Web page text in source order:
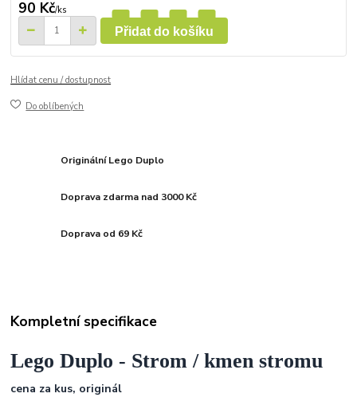
90 Kč/ks
Přidat do košíku
Hlídat cenu / dostupnost
Do oblíbených
Originální Lego Duplo
Doprava zdarma nad 3000 Kč
Doprava od 69 Kč
Kompletní specifikace
Lego Duplo - Strom / kmen stromu
cena za kus, originál